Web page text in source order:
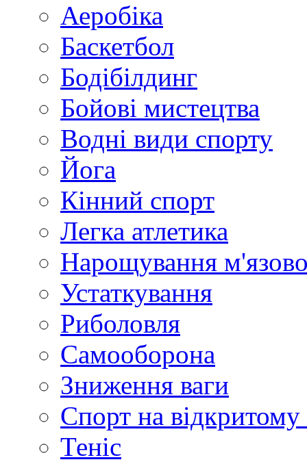
Аеробіка
Баскетбол
Бодібілдинг
Бойові мистецтва
Водні види спорту
Йога
Кінний спорт
Легка атлетика
Нарощування
Устаткування
Риболовля
Самооборона
Зниження ваги
Спорт на відкритому
Теніс